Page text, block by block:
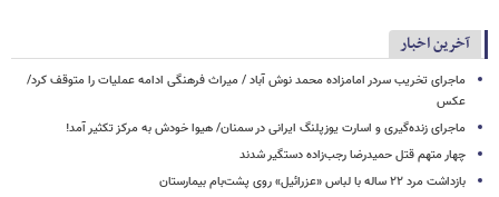
آخرین اخبار
ماجرای تخریب سردر امامزاده محمد نوش ‌آباد / میراث فرهنگی ادامه عملیات را متوقف کرد/
عکس
ماجرای زنده‌گیری و اسارت یوزپلنگ ایرانی در سمنان/ هیوا خودش به مرکز تکثیر آمد!
چهار متهم قتل حمیدرضا رجب‌زاده دستگیر شدند
بازداشت مرد ۲۲ ساله با لباس «عزرائیل» روی پشت‌بام بیمارستان